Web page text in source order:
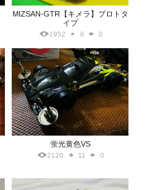
MIZSAN-GTR【キメラ】プロトタ
イプ
1952 6 0
蛍光黄色VS
2120 11 0